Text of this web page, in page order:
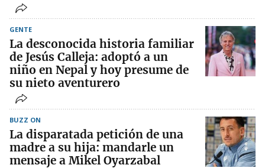
GENTE
La desconocida historia familiar
de Jesús Calleja: adoptó a un
niño en Nepal y hoy presume de
su nieto aventurero
BUZZ ON
La disparatada petición de una
madre a su hija: mandarle un
mensaje a Mikel Oyarzabal